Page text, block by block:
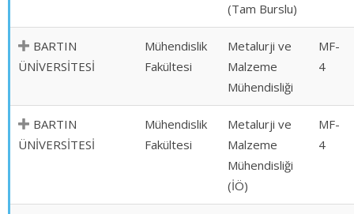
(Tam Burslu)
BARTIN
ÜNİVERSİTESİ
Mühendislik
Fakültesi
Metalurji ve
Malzeme
Mühendisliği
MF-
4
BARTIN
ÜNİVERSİTESİ
Mühendislik
Fakültesi
Metalurji ve
Malzeme
Mühendisliği
(İÖ)
MF-
4